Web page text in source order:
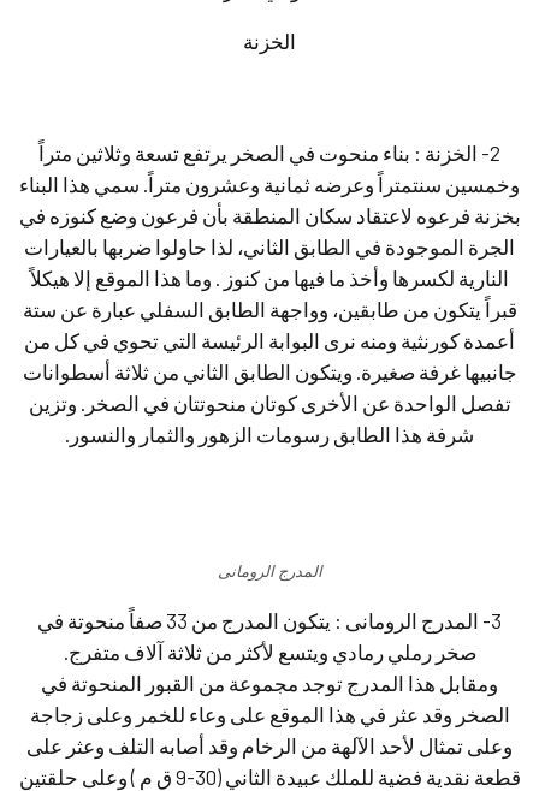
الخزنة
2- الخزنة : بناء منحوت في الصخر يرتفع تسعة وثلاثين متراً
وخمسين سنتمتراً وعرضه ثمانية وعشرون متراً. سمي هذا البناء
بخزنة فرعوه لاعتقاد سكان المنطقة بأن فرعون وضع كنوزه في
الجرة الموجودة في الطابق الثاني، لذا حاولوا ضربها بالعيارات
النارية لكسرها وأخذ ما فيها من كنوز . وما هذا الموقع إلا هيكلاً
قبراً يتكون من طابقين، وواجهة الطابق السفلي عبارة عن ستة
أعمدة كورنثية ومنه نرى البوابة الرئيسة التي تحوي في كل من
جانبيها غرفة صغيرة. ويتكون الطابق الثاني من ثلاثة أسطوانات
تفصل الواحدة عن الأخرى كوتان منحوتتان في الصخر. وتزين
شرفة هذا الطابق رسومات الزهور والثمار والنسور.
المدرج الرومانى
3- المدرج الرومانى : يتكون المدرج من 33 صفاً منحوتة في
صخر رملي رمادي ويتسع لأكثر من ثلاثة آلاف متفرج.
ومقابل هذا المدرج توجد مجموعة من القبور المنحوتة في
الصخر وقد عثر في هذا الموقع على وعاء للخمر وعلى زجاجة
وعلى تمثال لأحد الآلهة من الرخام وقد أصابه التلف وعثر على
قطعة نقدية فضية للملك عبيدة الثاني (30-9 ق م ) وعلى حلقتين